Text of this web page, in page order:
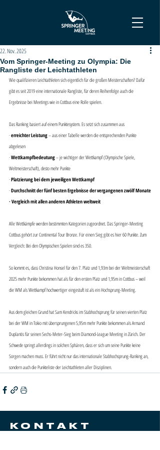
Vom Springer-Meeting zu Olympia: Die
Rangliste der Leichtathleten
22. Nov. 2025
Wie qualifizieren Leichtathleten sich eigentlich für die großen Meisterschaften? Dafür
gibt es seit 2019 eine internationale Rangliste, für deren Reihenfolge auch die
Ergebnisse bei Meetings wie in Cottbus eine Rolle spielen.
Das Ranking basiert auf einem Punktesystem. Es setzt sich zusammen aus
· erreichter Leistung – aus einer Tabelle werden die entsprechenden Punkte
abgelesen
· Wettkampfbedeutung – je wichtiger der Wettkampf (Olympische Spiele,
Weltmeisterschaft), desto mehr Punkte
· Platzierung bei dem jeweiligen Wettkampf
· Durchschnitt der fünf besten Ergebnisse der vergangenen zwölf Monate
· Vergleich mit allen anderen Athleten weltweit
Alle Wettkämpfe werden bestimmten Kategorien zugeordnet. Das Springer-Meeting
Cottbus gehört zur Continental Tour Bronze. Für einen Sieg gibt es hier 60 Punkte. Zum
Vergleich: Bei den Olympischen Spielen sind es 350.
So kommt es, dass Christina Honsel für den 7. Platz und 1,93m bei der Weltmeisterschaft
2025 mehr Punkte bekommen hat als für den ersten Platz und 1,95m in Cottbus – weil
die WM als Wettkampf hochwertiger eingestuft ist als ein Hochsprung-Meeting.
Aus dem gleichen Grund hat Sam Kendricks im Stabhochsprung für seinen vierten Platz
bei der WM in Tokio mit übersprungenen 5,95m mehr Punkte bekommen als Armand
Duplantis für seinen Sechs-Meter-Sieg beim Diamond-League Meeting in Zürich. Der
Schwede springt allerdings in solchen Sphären, dass er sich um seine Punkte keine
Sorgen machen muss. Er führt nicht nur das internationale Stabhochsprung-Ranking an,
sondern auch die Punkteliste der Leichtathleten aller Disziplinen.
KONTAKT